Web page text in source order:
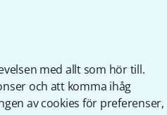
med allt som hör till.
och att komma ihåg
av cookies för preferenser,